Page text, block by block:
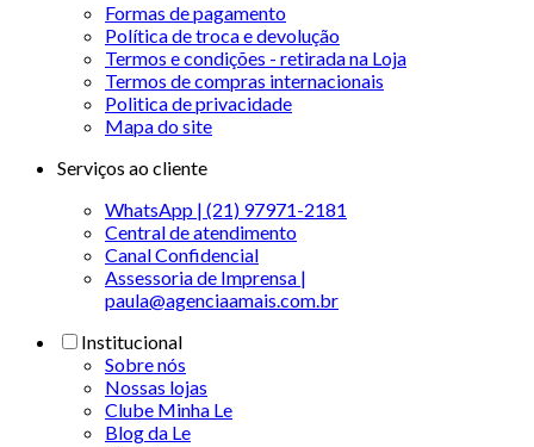
Formas de pagamento
Política de troca e devolução
Termos e condições - retirada na Loja
Termos de compras internacionais
Politica de privacidade
Mapa do site
Serviços ao cliente
WhatsApp | (21) 97971-2181
Central de atendimento
Canal Confidencial
Assessoria de Imprensa |
paula@agenciaamais.com.br
Institucional
Sobre nós
Nossas lojas
Clube Minha Le
Blog da Le